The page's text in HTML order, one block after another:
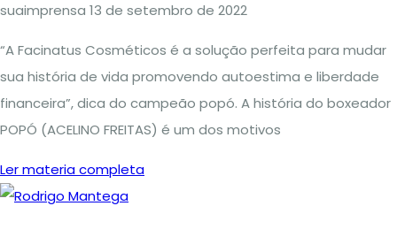
suaimprensa 13 de setembro de 2022
“A Facinatus Cosméticos é a solução perfeita para mudar
sua história de vida promovendo autoestima e liberdade
financeira”, dica do campeão popó. A história do boxeador
POPÓ (ACELINO FREITAS) é um dos motivos
Ler materia completa